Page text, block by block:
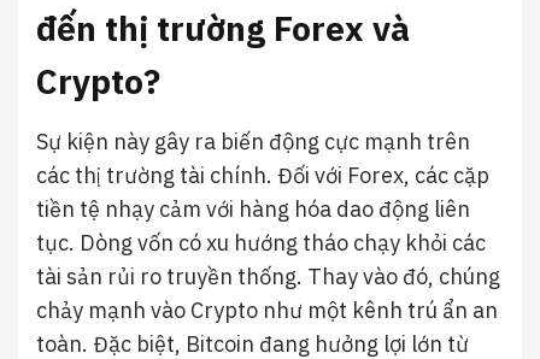
đến thị trường Forex và
Crypto?
Sự kiện này gây ra biến động cực mạnh trên
các thị trường tài chính. Đối với Forex, các cặp
tiền tệ nhạy cảm với hàng hóa dao động liên
tục. Dòng vốn có xu hướng tháo chạy khỏi các
tài sản rủi ro truyền thống. Thay vào đó, chúng
chảy mạnh vào Crypto như một kênh trú ẩn an
toàn. Đặc biệt, Bitcoin đang hưởng lợi lớn từ